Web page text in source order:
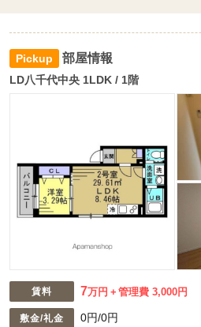
部屋情報
LD八千代中央 1LDK / 1階
賃料 7万円 管理費 3,000円
敷金/礼金 0円/0円